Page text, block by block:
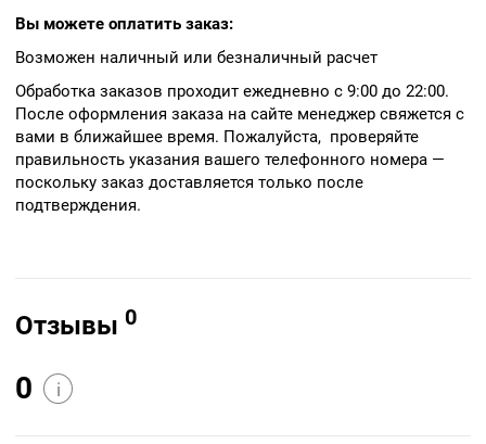
Вы можете оплатить заказ:
Возможен наличный или безналичный расчет
Обработка заказов проходит ежедневно с 9:00 до 22:00.
После оформления заказа на сайте менеджер свяжется с
вами в ближайшее время. Пожалуйста, проверяйте
правильность указания вашего телефонного номера —
поскольку заказ доставляется только после
подтверждения.
Отзывы 0
0 i